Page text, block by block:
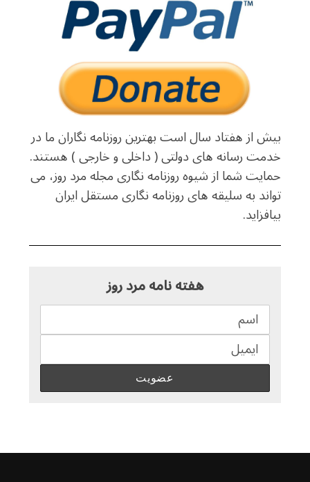
بیش از هفتاد سال است بهترین روزنامه نگاران ما در
خدمت رسانه های دولتی ( داخلی و خارجی ) هستند.
حمایت شما از شیوه روزنامه نگاری مجله مرد روز، می
تواند به سلیقه های روزنامه نگاری مستقل ایران
بیافزاید.
هفته نامه مرد روز